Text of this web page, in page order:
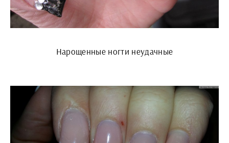
Нарощенные ногти неудачные